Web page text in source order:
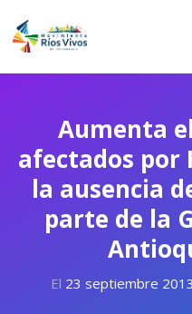
Aumenta
afectados
la ausencia
parte de la
El 23 septiembre 2013